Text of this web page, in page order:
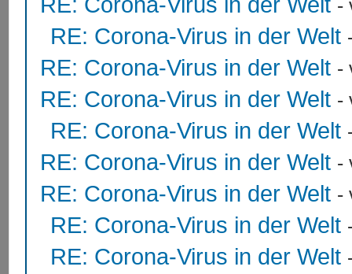
-
RE: Corona-Virus in der Welt
RE: Corona-Virus in der Welt -
RE: Corona-Virus in der Welt -
RE: Corona-Virus in der Welt
RE: Corona-Virus in der Welt -
RE: Corona-Virus in der Welt -
RE: Corona-Virus in der Welt
RE: Corona-Virus in der Welt